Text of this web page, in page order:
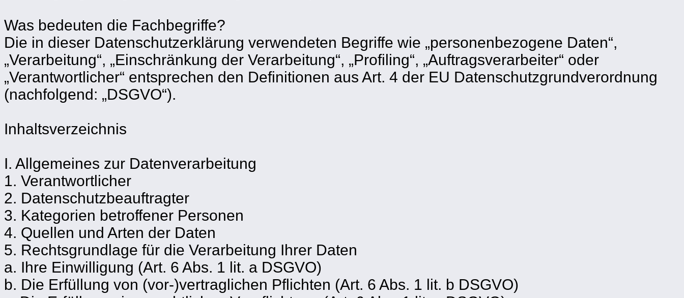
Was bedeuten die Fachbegriffe?
Die in dieser Datenschutzerklärung verwendeten Begriffe wie „personenbezogene Daten“,
„Verarbeitung“, „Einschränkung der Verarbeitung“, „Profiling“, „Auftragsverarbeiter“ oder
„Verantwortlicher“ entsprechen den Definitionen aus Art. 4 der EU Datenschutzgrundverordnung
(nachfolgend: „DSGVO“).
Inhaltsverzeichnis
I. Allgemeines zur Datenverarbeitung
1. Verantwortlicher
2. Datenschutzbeauftragter
3. Kategorien betroffener Personen
4. Quellen und Arten der Daten
5. Rechtsgrundlage für die Verarbeitung Ihrer Daten
a. Ihre Einwilligung (Art. 6 Abs. 1 lit. a DSGVO)
b. Die Erfüllung von (vor-)vertraglichen Pflichten (Art. 6 Abs. 1 lit. b DSGVO)